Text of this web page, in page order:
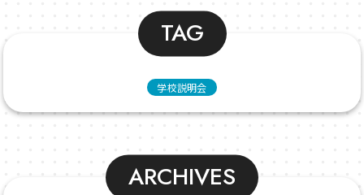
TAG
学校説明会
ARCHIVES